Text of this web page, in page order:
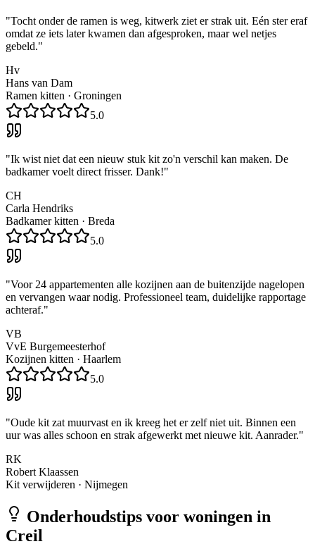
"Tocht onder de ramen is weg, kitwerk ziet er strak uit. Eén ster eraf
omdat ze iets later kwamen dan afgesproken, maar wel netjes
gebeld."
Hv
Hans van Dam
Ramen kitten · Groningen
5.0
"Ik wist niet dat een nieuw stuk kit zo'n verschil kan maken. De
badkamer voelt direct frisser. Dank!"
CH
Carla Hendriks
Badkamer kitten · Breda
5.0
"Voor 24 appartementen alle kozijnen aan de buitenzijde nagelopen
en vervangen waar nodig. Professioneel team, duidelijke rapportage
achteraf."
VB
VvE Burgemeesterhof
Kozijnen kitten · Haarlem
5.0
"Oude kit zat muurvast en ik kreeg het er zelf niet uit. Binnen een
uur was alles schoon en strak afgewerkt met nieuwe kit. Aanrader."
RK
Robert Klaassen
Kit verwijderen · Nijmegen
Onderhoudstips voor woningen in
Creil